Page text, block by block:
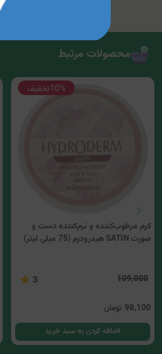
محصولات مرتبط
10%تخفیف
کرم مرطوب‌کننده و نرم‌کننده دست و
صورت SATIN هیدرودرم (75 میلی لیتر)
109,000
3
98,100 تومان
اضافه کردن به سبد خرید